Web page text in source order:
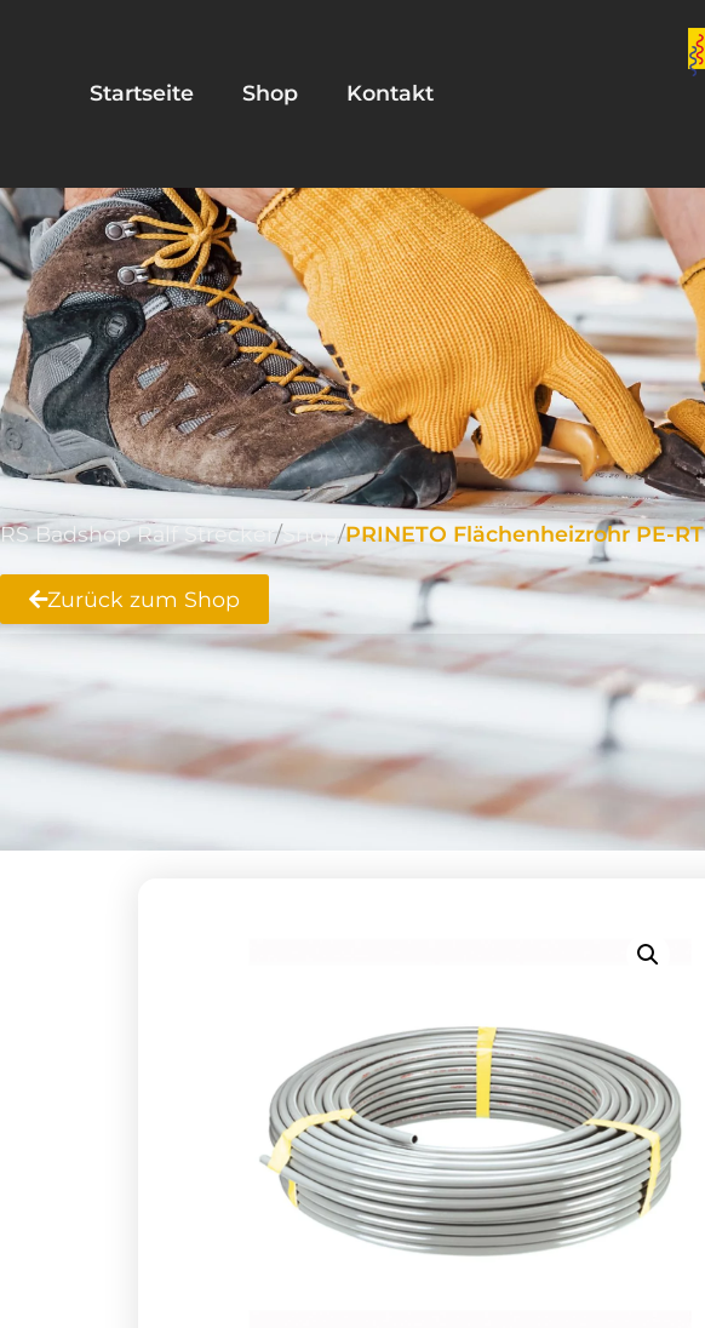
Startseite Shop Kontakt
RS Badshop Ralf Strecker Shop PRINETO Flächenheizrohr PE-
Zurück zum Shop